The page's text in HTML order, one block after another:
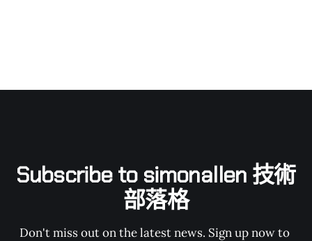
Subscribe to simonallen 技術
部落格
Don't miss out on the latest news. Sign up now to